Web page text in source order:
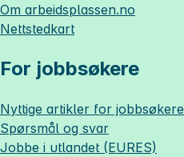
Om arbeidsplassen.no
Nettstedkart
For jobbsøkere
Nyttige artikler for jobbsøkere
Spørsmål og svar
Jobbe i utlandet (EURES)